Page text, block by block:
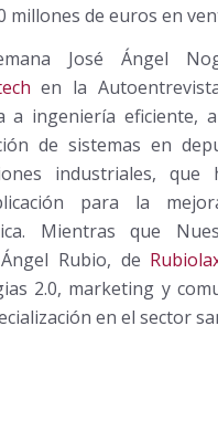
millones de euros en
José Ángel
en la
a ingeniería eficiente,
de sistemas en
industriales, que
para la
Mientras que
Rubio, de
2.0, marketing y
en el sector